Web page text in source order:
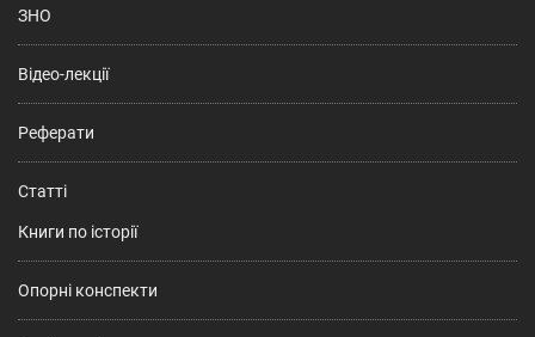
ЗНО
Відео-лекції
Реферати
Статті
Книги по історії
Опорні конспекти